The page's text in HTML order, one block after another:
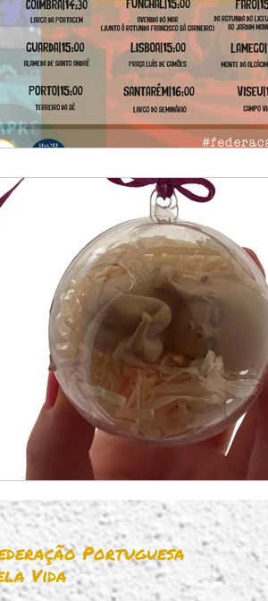
Portuguesa
Vida